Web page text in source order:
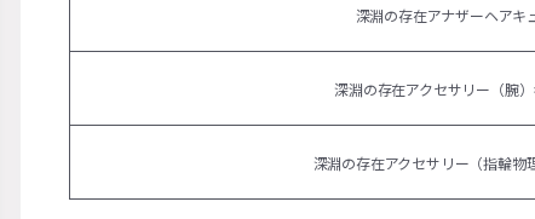
深淵の存在アナザーヘアキ
深淵の存在アクセサリー（腕
深淵の存在アクセサリー（指輪物